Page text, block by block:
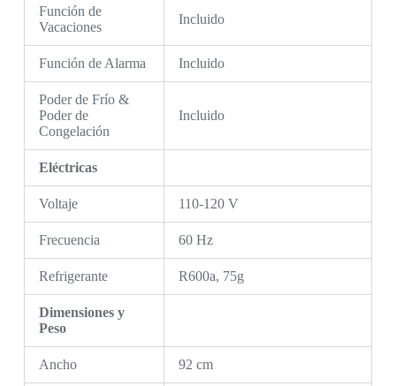
Función de
Vacaciones
Incluido
Función de Alarma Incluido
Poder de Frío &
Poder de
Congelación
Incluido
Eléctricas
Voltaje 110-120 V
Frecuencia 60 Hz
Refrigerante R600a, 75g
Dimensiones y
Peso
Ancho 92 cm